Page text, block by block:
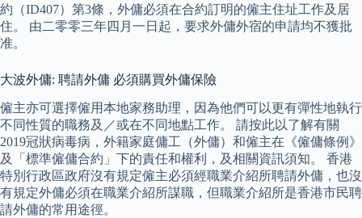
約（ID407）第3條，外傭必須在合約訂明的僱主住址工作及居
住。 由二零零三年四月一日起，要求外傭外宿的申請均不獲批
准。
大波外傭: 聘請外傭 必須購買外傭保險
僱主亦可選擇僱用本地家務助理，因為他們可以更有彈性地執行
不同性質的職務及／或在不同地點工作。 請按此以了解有關
2019冠狀病毒病，外籍家庭傭工（外傭）和僱主在《僱傭條例》
及「標準僱傭合約」下的責任和權利，及相關資訊須知。 香港
特別行政區政府沒有規定僱主必須經職業介紹所聘請外傭，也沒
有規定外傭必須在職業介紹所謀職，但職業介紹所是香港市民聘
請外傭的常用途徑。